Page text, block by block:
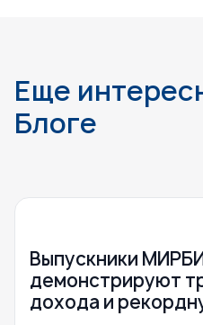
Еще
Блоге
Выпускники
демонстрируют
дохода и